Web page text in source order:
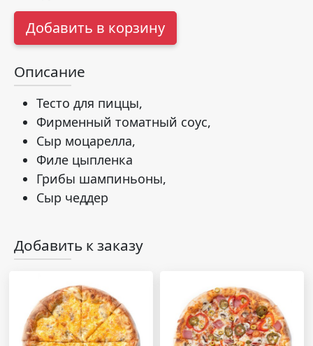
Добавить в корзину
Описание
Тесто для пиццы,
Фирменный томатный соус,
Сыр моцарелла,
Филе цыпленка
Грибы шампиньоны,
Сыр чеддер
Добавить к заказу